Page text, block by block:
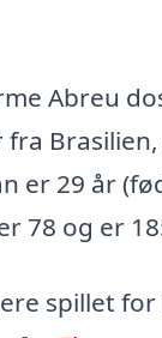
Abreu
er 29 år
78 og er
spillet